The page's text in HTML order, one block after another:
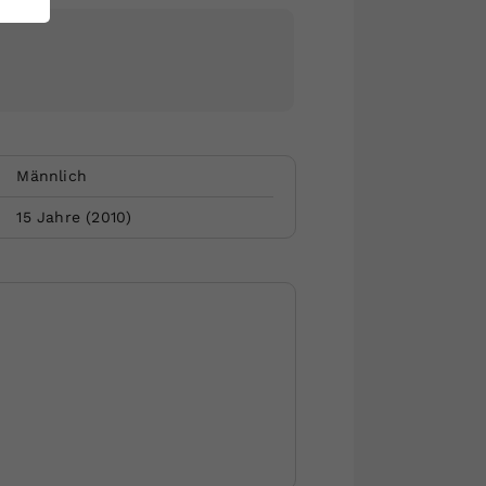
Männlich
15 Jahre (2010)